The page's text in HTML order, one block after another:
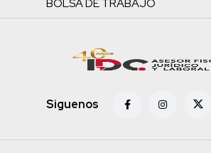
Siguenos